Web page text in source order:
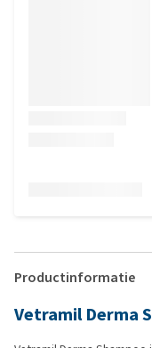
Productinformatie
Vetramil Derma